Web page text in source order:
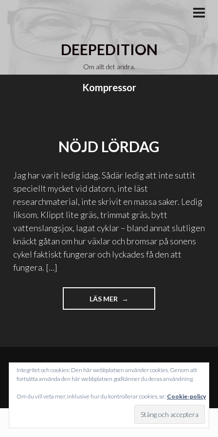
DEEPEDITION
Om allt det andra.
Kompressor
NÖJD LÖRDAG
Jag har varit ledig idag. Sådär ledig att inte suttit
speciellt mycket vid datorn, inte läst
researchmaterial, inte skrivit en massa saker. Ledig
liksom. Klippt lite gräs, trimmat gräs, bytt
vattenslangsjox, lagat cyklar – bland annat slutligen
knäckt gåtan om hur växlar och bromsar på sonens
cykel faktiskt fungerar och lyckades få den att
fungera. […]
LÄS MER
"NÖJD
LÖRDAG"
DRIVS MED WORDPRESS
TEMA: INTERGALACTIC AVWORDPRESS.COM.
Integritet och cookies: Den här webbplatsen använder cookies. Genom att
fortsätta använda den här webbplatsen godkänner du deras användning.
Om du vill veta mer, inklusive hur du kontrollerar cookies, se: Cookie-policy